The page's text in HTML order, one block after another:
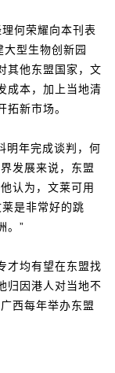
何荣耀向本刊表
型生物创新园
其他东盟国家，文
成本，加上当地清
新市场。
年完成谈判，何
发展来说，东盟
认为，文莱可用
是非常好的跳
。”
均有望在东盟找
归因港人对当地不
西每年举办东盟